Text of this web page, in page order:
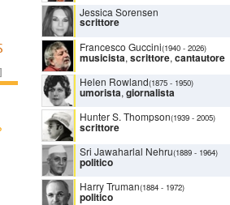
]
Jessica Sorensen
scrittore
Francesco Guccini(1940 - 2026)
musicista, scrittore, cantautore
Helen Rowland(1875 - 1950)
umorista, giornalista
Hunter S. Thompson(1939 - 2005)
scrittore
Sri Jawaharlal Nehru(1889 - 1964)
politico
Harry Truman(1884 - 1972)
politico